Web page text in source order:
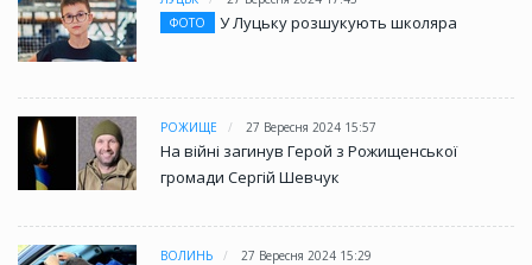
ФОТО
У Луцьку розшукують школяра
РОЖИЩЕ 27 Вересня 2024 15:57
На війні загинув Герой з Рожищенської
громади Сергій Шевчук
ВОЛИНЬ
27 Вересня 2024 15:29